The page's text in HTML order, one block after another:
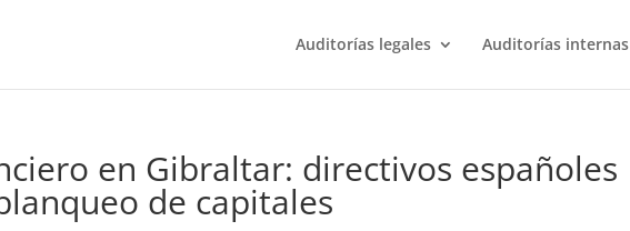
Auditorías legales Auditorías internas
en Gibraltar: directivos españoles
de capitales